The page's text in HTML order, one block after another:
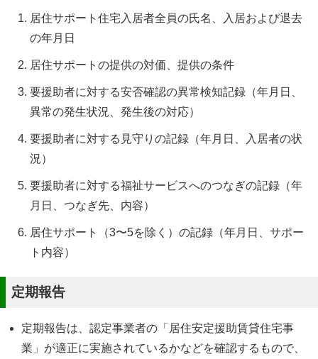
居住サポート住宅入居者全員の氏名、入居および退去
の年月日
居住サポートの提供の対価、提供の条件
要援助者に対する安否確認の異常検知記録（年月日、
異常の発生状況、発生後の対応）
要援助者に対する見守りの記録（年月日、入居者の状
況）
要援助者に対する福祉サービスへのつなぎの記録（年
月日、つなぎ先、内容）
居住サポート（3〜5を除く）の記録（年月日、サポー
ト内容）
定期報告
定期報告は、認定事業者の「居住安定援助賃貸住宅事
業」が適正に実施されているかなどを確認するもので、